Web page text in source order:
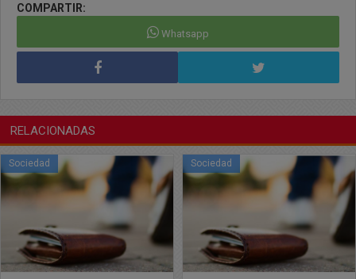
COMPARTIR:
Whatsapp
RELACIONADAS
Sociedad Sociedad